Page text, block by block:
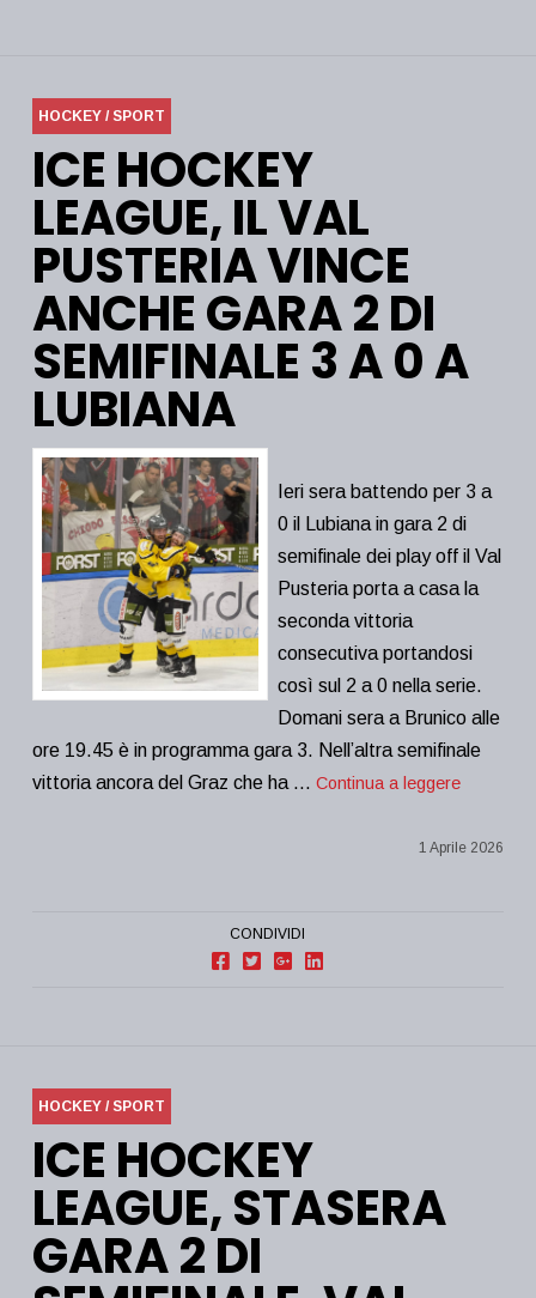
HOCKEY / SPORT
ICE HOCKEY
LEAGUE, IL VAL
PUSTERIA VINCE
ANCHE GARA 2 DI
SEMIFINALE 3 A 0 A
LUBIANA
Ieri sera battendo per 3 a
0 il Lubiana in gara 2 di
semifinale dei play off il Val
Pusteria porta a casa la
seconda vittoria
consecutiva portandosi
così sul 2 a 0 nella serie.
Domani sera a Brunico alle
ore 19.45 è in programma gara 3. Nell’altra semifinale
vittoria ancora del Graz che ha … Continua a leggere
1 Aprile 2026
CONDIVIDI
HOCKEY / SPORT
ICE HOCKEY
LEAGUE, STASERA
GARA 2 DI